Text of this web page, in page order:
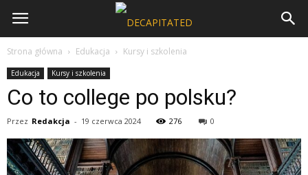
Strona główna Edukacja Kursy i szkolenia
Edukacja Kursy i szkolenia
Co to college po polsku?
Przez Redakcja - 19 czerwca 2024 276 0